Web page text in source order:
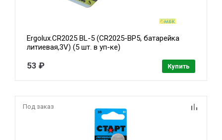
Ergolux.CR2025 BL-5 (CR2025-BP5, батарейка
литиевая,3V) (5 шт. в уп-ке)
53 ₽ Купить
Под заказ